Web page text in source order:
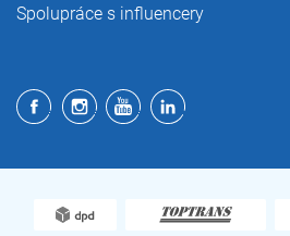
Spolupráce s influencery